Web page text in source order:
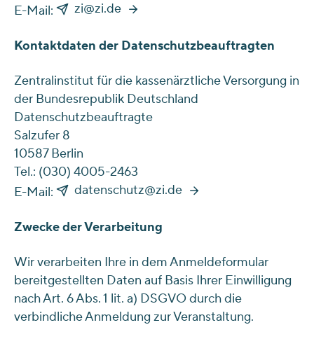
E-Mail:
zi@zi.de
Kontaktdaten der Datenschutzbeauftragten
Zentralinstitut für die kassenärztliche Versorgung in
der Bundesrepublik Deutschland
Datenschutzbeauftragte
Salzufer 8
10587 Berlin
Tel.: (030) 4005-2463
E-Mail:
datenschutz@zi.de
Zwecke der Verarbeitung
Wir verarbeiten Ihre in dem Anmeldeformular
bereitgestellten Daten auf Basis Ihrer Einwilligung
nach Art. 6 Abs. 1 lit. a) DSGVO durch die
verbindliche Anmeldung zur Veranstaltung.